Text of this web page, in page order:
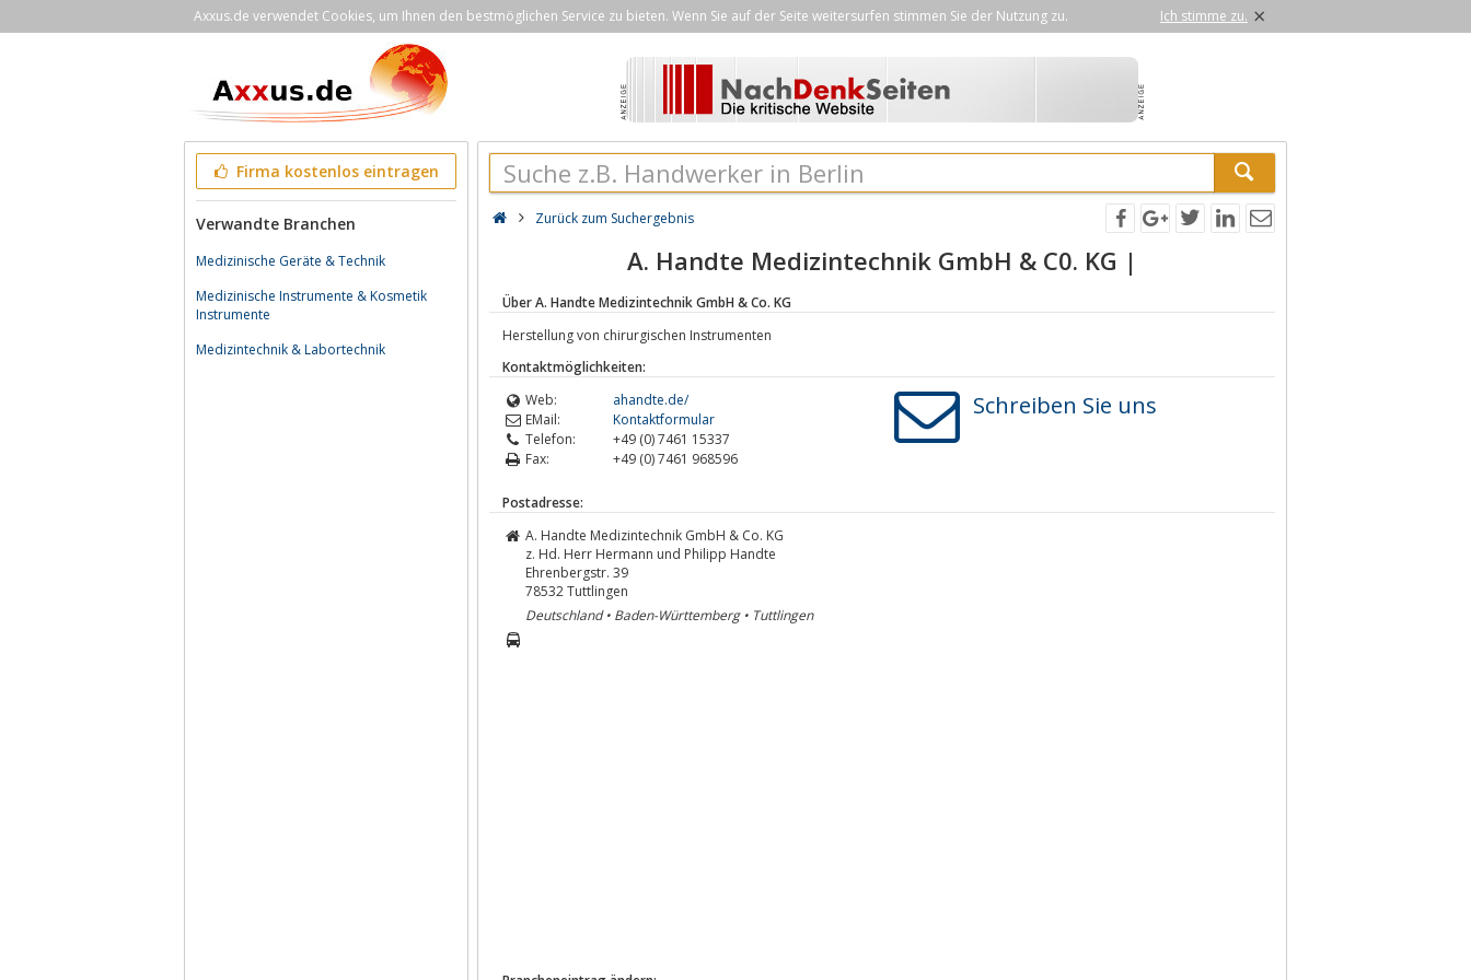
Axxus.de verwendet Cookies, um Ihnen den bestmöglichen Service zu bieten. Wenn Sie auf der Seite weitersurfen stimmen Sie der Nutzung zu. Ich stimme zu. ×
Firma kostenlos eintragen
Verwandte Branchen
Medizinische Geräte & Technik
Medizinische Instrumente & Kosmetik
Instrumente
Medizintechnik & Labortechnik
Zurück zum Suchergebnis
A. Handte Medizintechnik GmbH & C0. KG |
Über A. Handte Medizintechnik GmbH & Co. KG
Herstellung von chirurgischen Instrumenten
Kontaktmöglichkeiten:
Web:
ahandte.de/
EMail:
Kontaktformular
Telefon:
+49 (0) 7461 15337
Fax:
+49 (0) 7461 968596
Schreiben Sie uns
Postadresse:
A. Handte Medizintechnik GmbH & Co. KG
z. Hd. Herr Hermann und Philipp Handte
Ehrenbergstr. 39
78532Tuttlingen
Deutschland • Baden-Württemberg • Tuttlingen